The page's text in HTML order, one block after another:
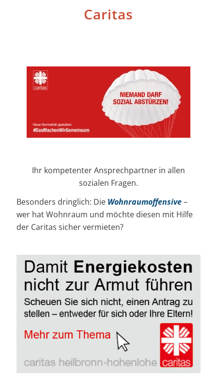
Caritas
Ihr kompetenter Ansprechpartner in allen
sozialen Fragen.
Besonders dringlich: Die Wohnraumoffensive–
wer hat Wohnraum und möchte diesen mit Hilfe
der Caritas sicher vermieten?